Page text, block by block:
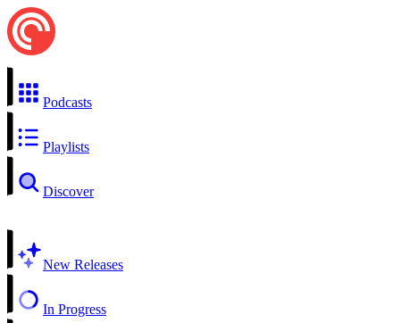
Podcasts
Playlists
Discover
New Releases
In Progress